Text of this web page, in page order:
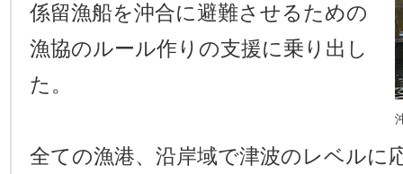
係留漁船を沖合に避難させるための
漁協のルール作りの支援に乗り出し
た。
全ての漁港、沿岸域で津波のレベルに